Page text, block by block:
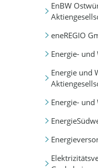
EnBW
eneREGIO
Energie-
Energie und
Energie- und